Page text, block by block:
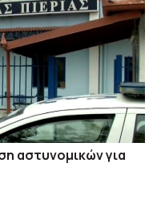
αστυνομικών για